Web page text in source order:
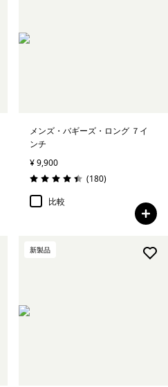
メンズ・バギーズ・ロング ７イ
ンチ
¥ 9,900
評価: 4.4 / 5
(180レビュー
)
比較
新製品